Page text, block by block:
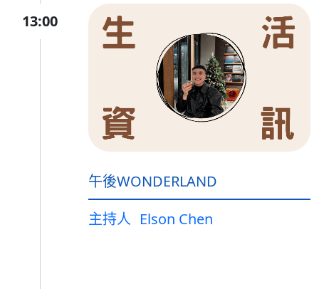
13:00
午後WONDERLAND
主持人 Elson Chen